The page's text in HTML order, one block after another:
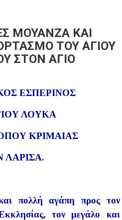
ΜΟΥΑΝΖΑ ΚΑΙ
ΤΟΥ ΑΓΙΟΥ
ΣΤΟΝ ΑΓΙΟ
ΕΣΠΕΡΙΝΟΣ
ΛΟΥΚΑ
ΚΡΙΜΑΙΑΣ
ΛΑΡΙΣΑ.
πολλή αγάπη προς τον
τον μεγάλο και